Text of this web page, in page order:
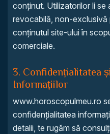
conținut. Utilizatorilor li se
revocabilă, non-exclusivă
conținutul site-ului în
comerciale.
3. Confidențialitatea
Informațiilor
www.horoscopulmeu.ro
confidențialitatea
detalii, te rugăm să